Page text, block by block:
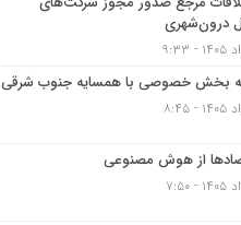
درون‌شهری
بخش خصوصی با همسایه جنوب شرقی
از هوش مصنوعی